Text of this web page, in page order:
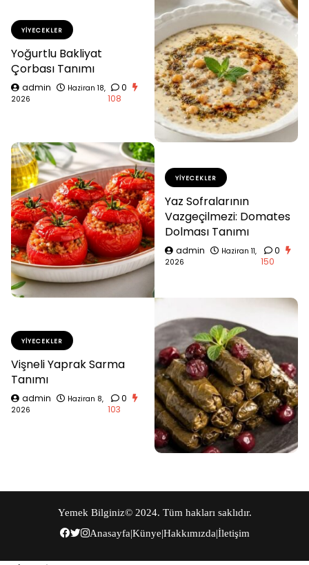
YIYECEKLER
Yoğurtlu Bakliyat
Çorbası Tanımı
admin
Haziran 18,
2026
0
108
YIYECEKLER
Yaz Sofralarının
Vazgeçilmezi: Domates
Dolması Tanımı
admin
Haziran 11,
2026
0
150
YIYECEKLER
Vişneli Yaprak Sarma
Tanımı
admin
Haziran 8,
2026
0
103
Yemek Bilginiz© 2024. Tüm hakları saklıdır.
Anasayfa|Künye|Hakkımızda|İletişim